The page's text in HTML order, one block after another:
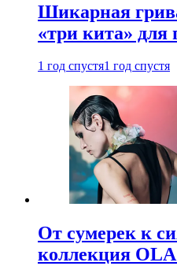
Шикарная
«три кита»
1 год спустя1 год спустя
От сумерек к
коллекция